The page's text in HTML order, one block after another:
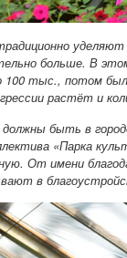
больше. В
100 тыс., потом
растёт и
быть в
«Парка
От имени
в